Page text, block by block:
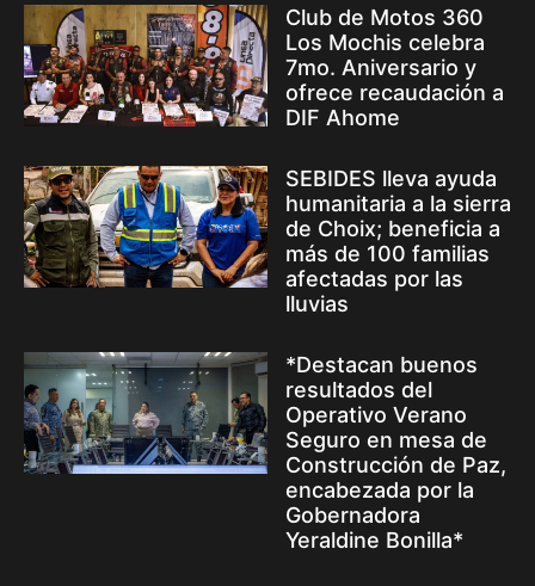
Club de Motos 360
Los Mochis celebra
7mo. Aniversario y
ofrece recaudación a
DIF Ahome
SEBIDES lleva ayuda
humanitaria a la sierra
de Choix; beneficia a
más de 100 familias
afectadas por las
lluvias
*Destacan buenos
resultados del
Operativo Verano
Seguro en mesa de
Construcción de Paz,
encabezada por la
Gobernadora
Yeraldine Bonilla*